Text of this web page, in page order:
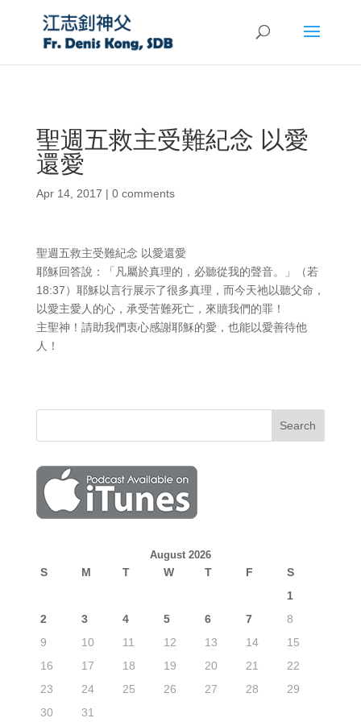
聖週五救主受難紀念 以愛
還愛
Apr 14, 2017 | 0 comments
聖週五救主受難紀念 以愛還愛
耶穌回答說：「凡屬於真理的，必聽從我的聲音。」（若
18:37）耶穌以言行展示了很多真理，而今天祂以聽父命，
以愛主愛人的心，承受苦難死亡，來贖我們的罪！
主聖神！請助我們衷心感謝耶穌的愛，也能以愛善待他
人！
August 2026
S M T W T F
S
1
2
3 4 5 6 7
8
9
10 11 12 13 14
15
16
17 18 19 20 21
22
23
24 25 26 27 28
29
30
31